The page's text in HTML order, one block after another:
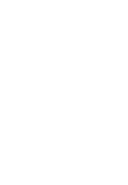
doel is om advertenties
uitgevers en externe
samen met de